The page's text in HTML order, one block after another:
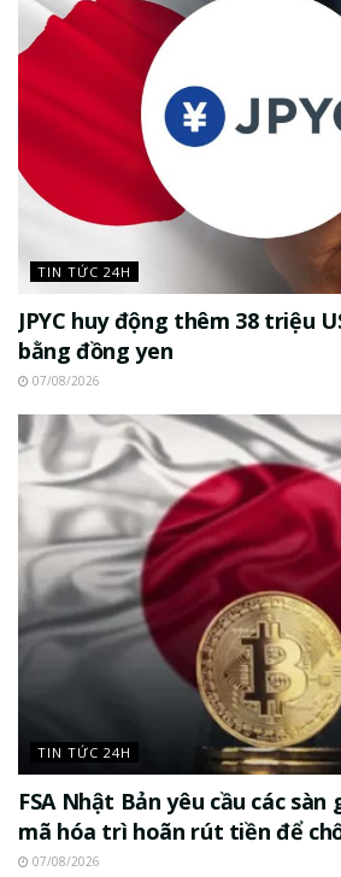
TIN TỨC 24H
JPYC huy động thêm 38 triệu
bằng đồng yen
07/08/2026
TIN TỨC 24H
FSA Nhật Bản yêu cầu các
mã hóa trì hoãn rút tiền để
07/08/2026